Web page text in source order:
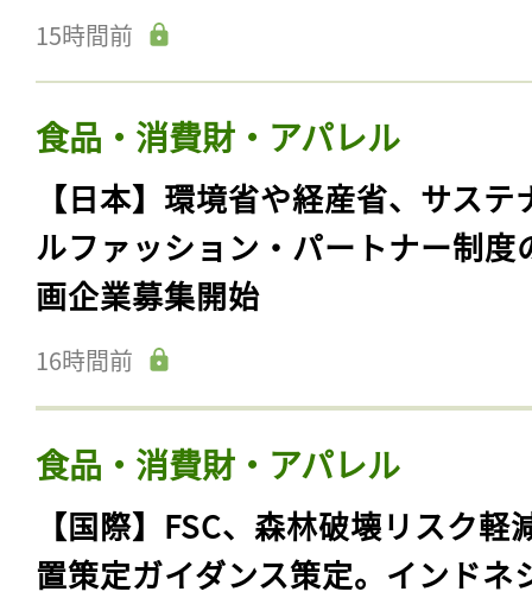
15時間前
食品・消費財・アパレル
【日本】環境省や経産省、サステ
ルファッション・パートナー制度
画企業募集開始
16時間前
食品・消費財・アパレル
【国際】FSC、森林破壊リスク軽
置策定ガイダンス策定。インドネ